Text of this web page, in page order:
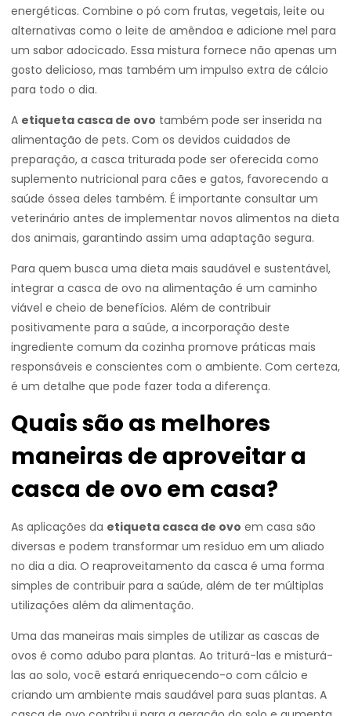
energéticas. Combine o pó com frutas, vegetais, leite ou
alternativas como o leite de amêndoa e adicione mel para
um sabor adocicado. Essa mistura fornece não apenas um
gosto delicioso, mas também um impulso extra de cálcio
para todo o dia.
A etiqueta casca de ovo também pode ser inserida na
alimentação de pets. Com os devidos cuidados de
preparação, a casca triturada pode ser oferecida como
suplemento nutricional para cães e gatos, favorecendo a
saúde óssea deles também. É importante consultar um
veterinário antes de implementar novos alimentos na dieta
dos animais, garantindo assim uma adaptação segura.
Para quem busca uma dieta mais saudável e sustentável,
integrar a casca de ovo na alimentação é um caminho
viável e cheio de benefícios. Além de contribuir
positivamente para a saúde, a incorporação deste
ingrediente comum da cozinha promove práticas mais
responsáveis e conscientes com o ambiente. Com certeza,
é um detalhe que pode fazer toda a diferença.
Quais são as melhores
maneiras de aproveitar a
casca de ovo em casa?
As aplicações da etiqueta casca de ovo em casa são
diversas e podem transformar um resíduo em um aliado
no dia a dia. O reaproveitamento da casca é uma forma
simples de contribuir para a saúde, além de ter múltiplas
utilizações além da alimentação.
Uma das maneiras mais simples de utilizar as cascas de
ovos é como adubo para plantas. Ao triturá-las e misturá-
las ao solo, você estará enriquecendo-o com cálcio e
criando um ambiente mais saudável para suas plantas. A